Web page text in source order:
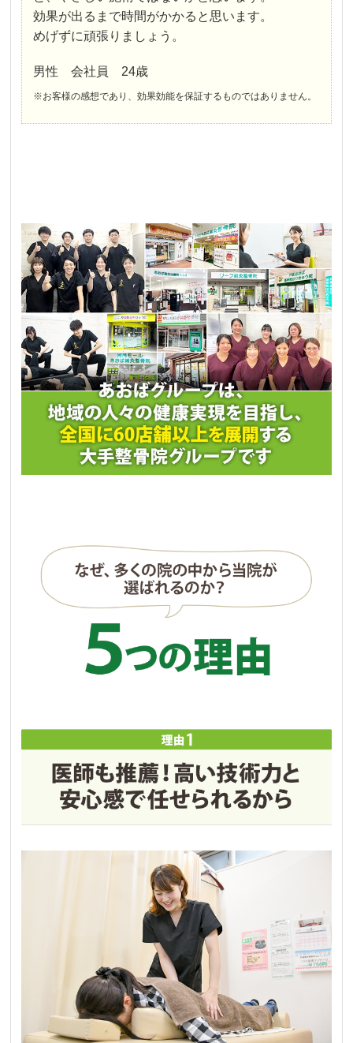
効果が出るまで時間がかかると思います。
めげずに頑張りましょう。
男性 会社員 24歳
※お客様の感想であり、効果効能を保証するものではありません。